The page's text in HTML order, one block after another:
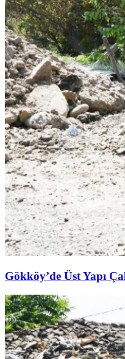
Gökköy’de Üst Yapı